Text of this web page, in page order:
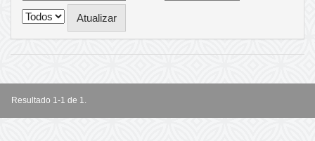
Resultado 1-1 de 1.